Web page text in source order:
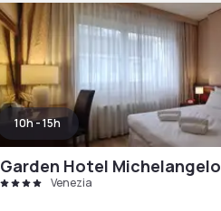
10h - 15h
Garden Hotel Michelangelo
Venezia